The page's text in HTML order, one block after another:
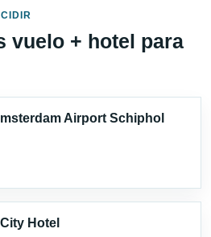
vuelo + hotel para
Airport Schiphol
Hotel